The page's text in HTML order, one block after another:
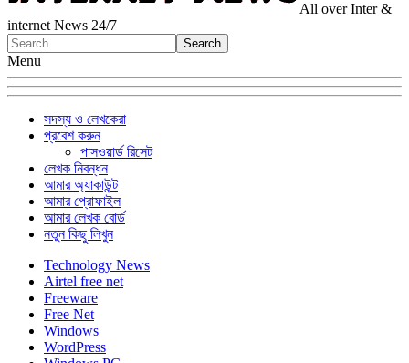
All over Inter &
internet News 24/7
Menu
সদস্য ও লেখকেরা
প্রবেশ করুন
পাসওয়ার্ড রিসেট
লেখক নিবন্ধন
আমার অ্যাকাউন্ট
আমার প্রোফাইল
আমার লেখক বোর্ড
নতুন কিছু লিখুন
Technology News
Airtel free net
Freeware
Free Net
Windows
WordPress